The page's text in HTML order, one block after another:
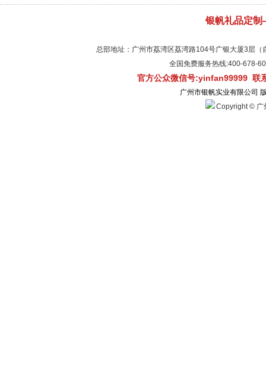
银帆礼品定
总部地址：广州市荔湾区荔湾路104号广银大厦3层
全国免费服务热线:400-
官方公众微信号:yinfan99999 联
广州市银帆实业有限公司
Copyright © 广